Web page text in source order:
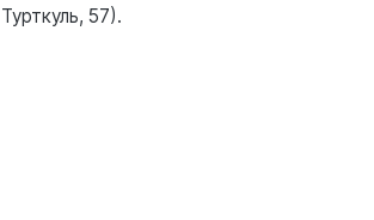
Турткуль, 57).